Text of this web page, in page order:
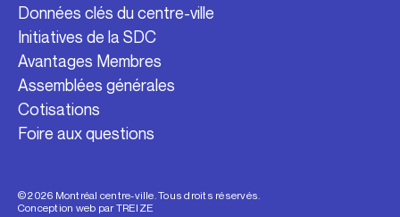
Données clés du centre-ville
Initiatives de la SDC
Avantages Membres
Assemblées générales
Cotisations
Foire aux questions
© 2026 Montréal centre-ville. Tous droits réservés.
Conception web parTREIZE